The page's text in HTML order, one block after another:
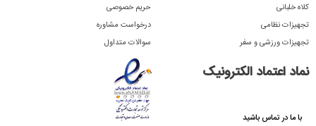
کلاه خلبانی
تجهیزات نظامی
تجهیزات ورزشی و سفر
حریم خصوصی
درخواست مشاوره
سوالات متداول
نماد اعتماد الکترونیک
با ما در تماس باشید